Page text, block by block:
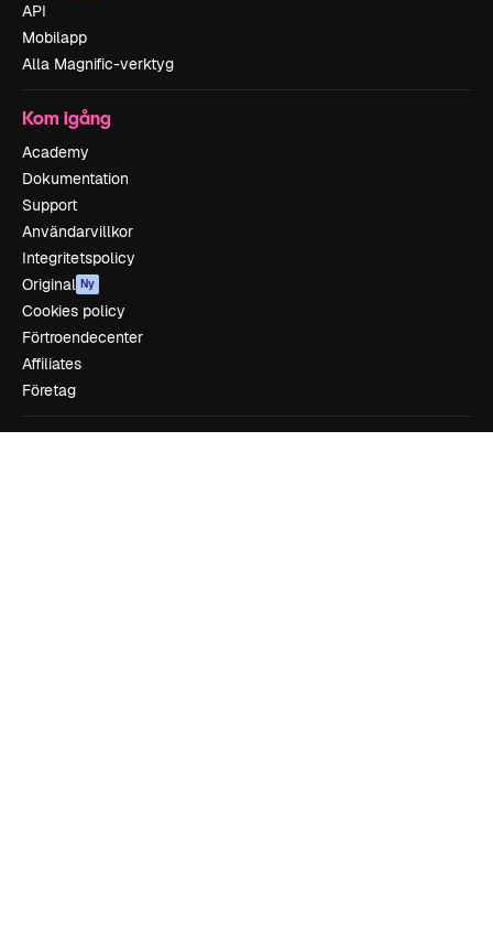
API
Mobilapp
Alla Magnific-verktyg
Kom igång
Academy
Dokumentation
Support
Användarvillkor
Integritetspolicy
Original Ny
Cookies policy
Förtroendecenter
Affiliates
Företag